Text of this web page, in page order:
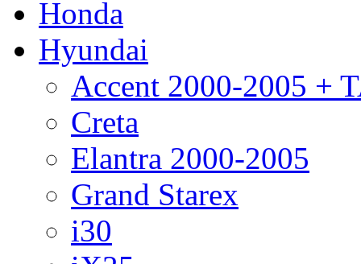
Honda
Hyundai
Accent 2000-2005 +
Creta
Elantra 2000-2005
Grand Starex
i30